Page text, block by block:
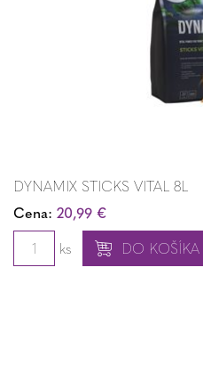
DYNAMIX STICKS VITAL 8L
Cena: 20,99 €
ks
DO KOŠÍKA